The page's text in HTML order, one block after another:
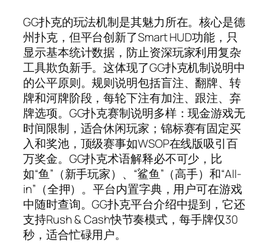
GG扑克的玩法机制是其魅力所在。核心是德
州扑克，但平台创新了Smart HUD功能，只
显示基本统计数据，防止资深玩家利用复杂
工具欺负新手。这体现了GG扑克机制说明中
的公平原则。规则说明包括盲注、翻牌、转
牌和河牌阶段，每轮下注有加注、跟注、弃
牌选项。GG扑克赛制说明多样：现金游戏无
时间限制，适合休闲玩家；锦标赛有固定买
入和奖池，顶级赛事如WSOP在线版吸引百
万奖金。GG扑克术语解释必不可少，比
如“鱼”（新手玩家）、“鲨鱼”（高手）和“All-
in”（全押）。平台内置字典，用户可在游戏
中随时查询。GG扑克平台介绍中提到，它还
支持Rush & Cash快节奏模式，每手牌仅30
秒，适合忙碌用户。